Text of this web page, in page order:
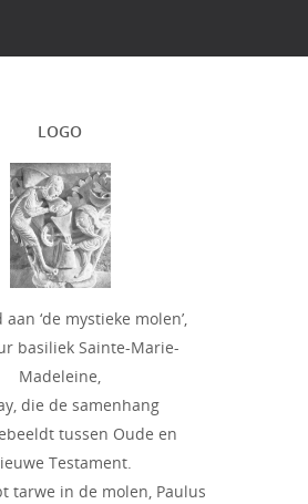
LOGO
‘de mystieke molen’,
basiliek Sainte-Marie-
Madeleine,
die de samenhang
tussen Oude en
Testament.
tarwe in de molen, Paulus